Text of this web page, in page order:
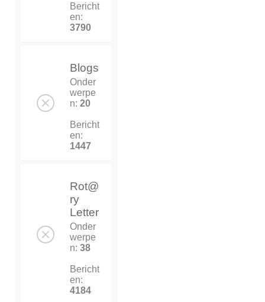
Bericht
en:
3790
Blogs
Onder
werpe
n: 20
Bericht
en:
1447
Rot@
ry
Letter
Onder
werpe
n: 38
Bericht
en:
4184